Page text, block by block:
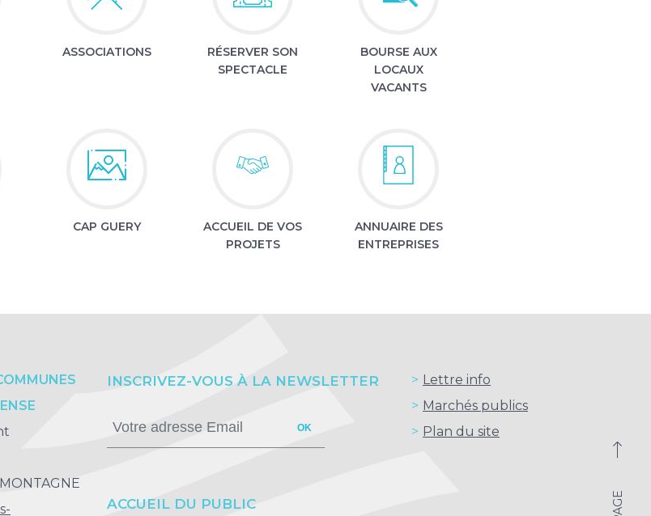
ASSOCIATIONS
RÉSERVER SON
SPECTACLE
BOURSE AUX
LOCAUX
VACANTS
CAP GUERY
ACCUEIL DE VOS
PROJETS
ANNUAIRE DES
ENTREPRISES
INSCRIVEZ-VOUS À LA NEWSLETTER
OK
ACCUEIL DU PUBLIC
Lettre info
Marchés publics
Plan du site